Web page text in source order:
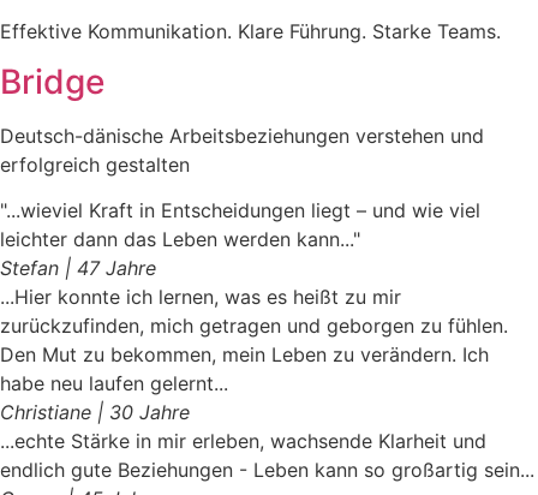
Effektive Kommunikation. Klare Führung. Starke Teams.
Bridge
Deutsch-dänische Arbeitsbeziehungen verstehen und
erfolgreich gestalten
"...wieviel Kraft in Entscheidungen liegt – und wie viel
leichter dann das Leben werden kann..."
Stefan | 47 Jahre
...Hier konnte ich lernen, was es heißt zu mir
zurückzufinden, mich getragen und geborgen zu fühlen.
Den Mut zu bekommen, mein Leben zu verändern. Ich
habe neu laufen gelernt...
Christiane | 30 Jahre
...echte Stärke in mir erleben, wachsende Klarheit und
endlich gute Beziehungen - Leben kann so großartig sein...